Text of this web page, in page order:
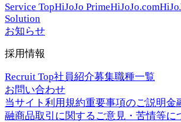
Service TopHiJoJo PrimeHiJoJo.com
Solution
お知らせ
採用情報
Recruit Top社員紹介募集職種一覧
お問い合わせ
当サイト利用規約重要事項のご説明金
融商品取引に関するご意見・苦情等に